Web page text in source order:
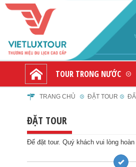
TOUR TRONG NƯỚC
TRANG CHỦ ĐẶT TOUR
ĐẶT TOUR
Để đặt tour. Quý khách vui lòng